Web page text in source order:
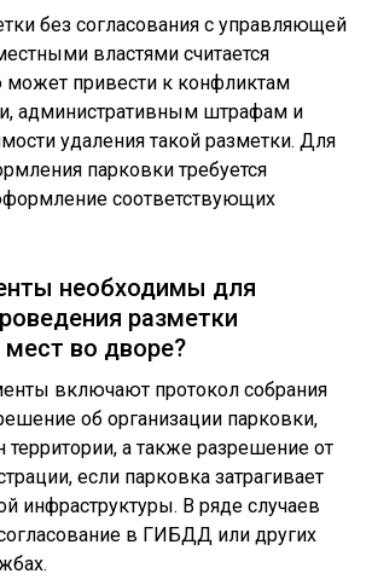
без согласования с управляющей
властями считается
может привести к конфликтам
административным штрафам и
удаления такой разметки. Для
парковки требуется
соответствующих
необходимы для
разметки
во дворе?
включают протокол собрания
об организации парковки,
территории, а также разрешение от
если парковка затрагивает
инфраструктуры. В ряде случаев
в ГИБДД или других